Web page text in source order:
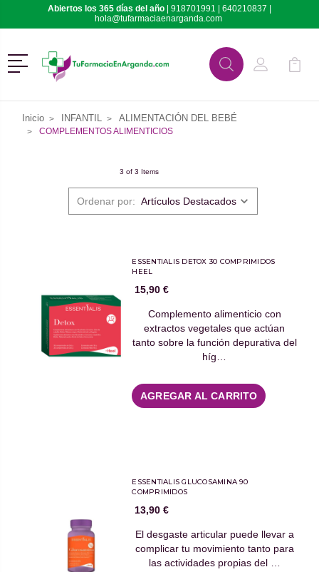
Abiertos los 365 días del año | 918701991 | 640210837 |
hola@tufarmaciaenarganda.com
Menú
BuscarMi Cuenta
Mi
Inicio INFANTIL ALIMENTACIÓN DEL BEBÉ
COMPLEMENTOS ALIMENTICIOS
3 of 3 Items
Ordenar por:
ESSENTIALIS DETOX 30 COMPRIMIDOS
HEEL
15,90 €
Complemento alimenticio con
extractos vegetales que actúan
tanto sobre la función depurativa del
híg…
AGREGAR AL CARRITO
ESSENTIALIS GLUCOSAMINA 90
COMPRIMIDOS
13,90 €
El desgaste articular puede llevar a
complicar tu movimiento tanto para
las actividades propias del …